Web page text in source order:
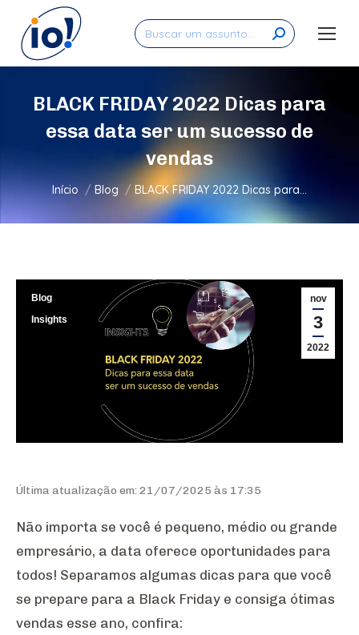
Search:
BLACK FRIDAY 2022 Dicas para
essa data ser um sucesso de
vendas
Você está aqui:
Início Blog BLACK FRIDAY 2022 Dicas para…
nov
3
2022
Blog
Insights
Última atualização em: 21/07/2025 às 17:35
Não importa se você é pequeno, médio ou grande
empresário, a data oferece oportunidades para
todos! Separamos algumas dicas para que você
se prepare para a Black Friday e consiga ótimas
vendas esse ano, confira: